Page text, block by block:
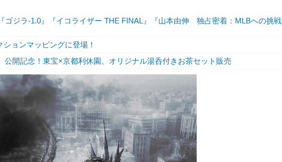
ゴジラ-1.0』『イコライザー THE FINAL』『山本由伸 独占密着：MLBへの挑
ョンマッピングに登場！
開記念！東宝×京都利休園、オリジナル湯呑付きお茶セット販売